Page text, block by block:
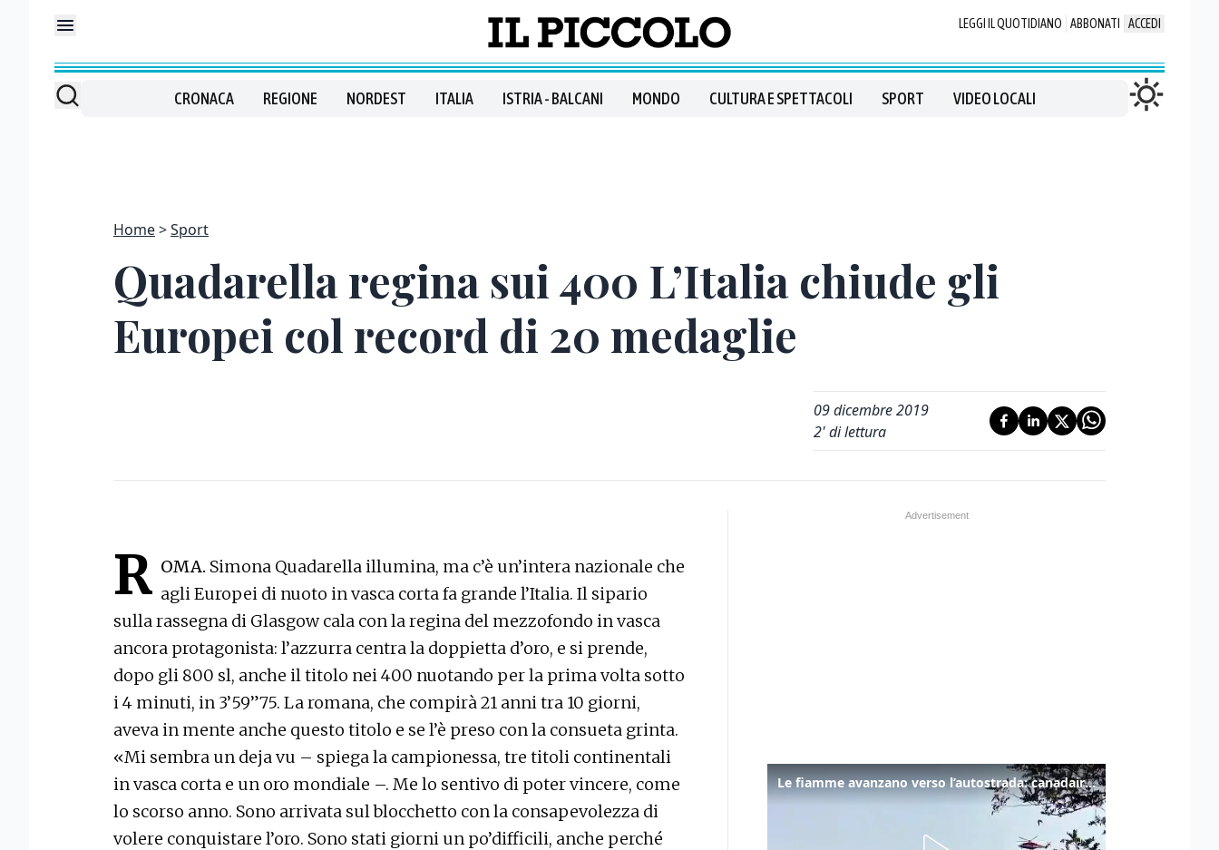
LEGGI IL QUOTIDIANO ABBONATI ACCEDI
CRONACA REGIONE NORDEST ITALIA ISTRIA - BALCANI MONDO CULTURA E SPETTACOLI SPORT VIDEO LOCALI
Home Sport
Quadarella regina sui 400 L’Italia chiude gli
Europei col record di 20 medaglie
09 dicembre 2019
2' di lettura
R OMA. Simona Quadarella illumina, ma c’è un’intera nazionale che
agli Europei di nuoto in vasca corta fa grande l’Italia. Il sipario
sulla rassegna di Glasgow cala con la regina del mezzofondo in vasca
ancora protagonista: l’azzurra centra la doppietta d’oro, e si prende,
dopo gli 800 sl, anche il titolo nei 400 nuotando per la prima volta sotto
i 4 minuti, in 3’59”75. La romana, che compirà 21 anni tra 10 giorni,
aveva in mente anche questo titolo e se l’è preso con la consueta grinta.
«Mi sembra un deja vu – spiega la campionessa, tre titoli continentali
in vasca corta e un oro mondiale –. Me lo sentivo di poter vincere, come
lo scorso anno. Sono arrivata sul blocchetto con la consapevolezza di
volere conquistare l’oro. Sono stati giorni un po’difficili, anche perché
Le fiamme avanzano verso l’autostrada: canadair in azione tra Monfalcone e Duino